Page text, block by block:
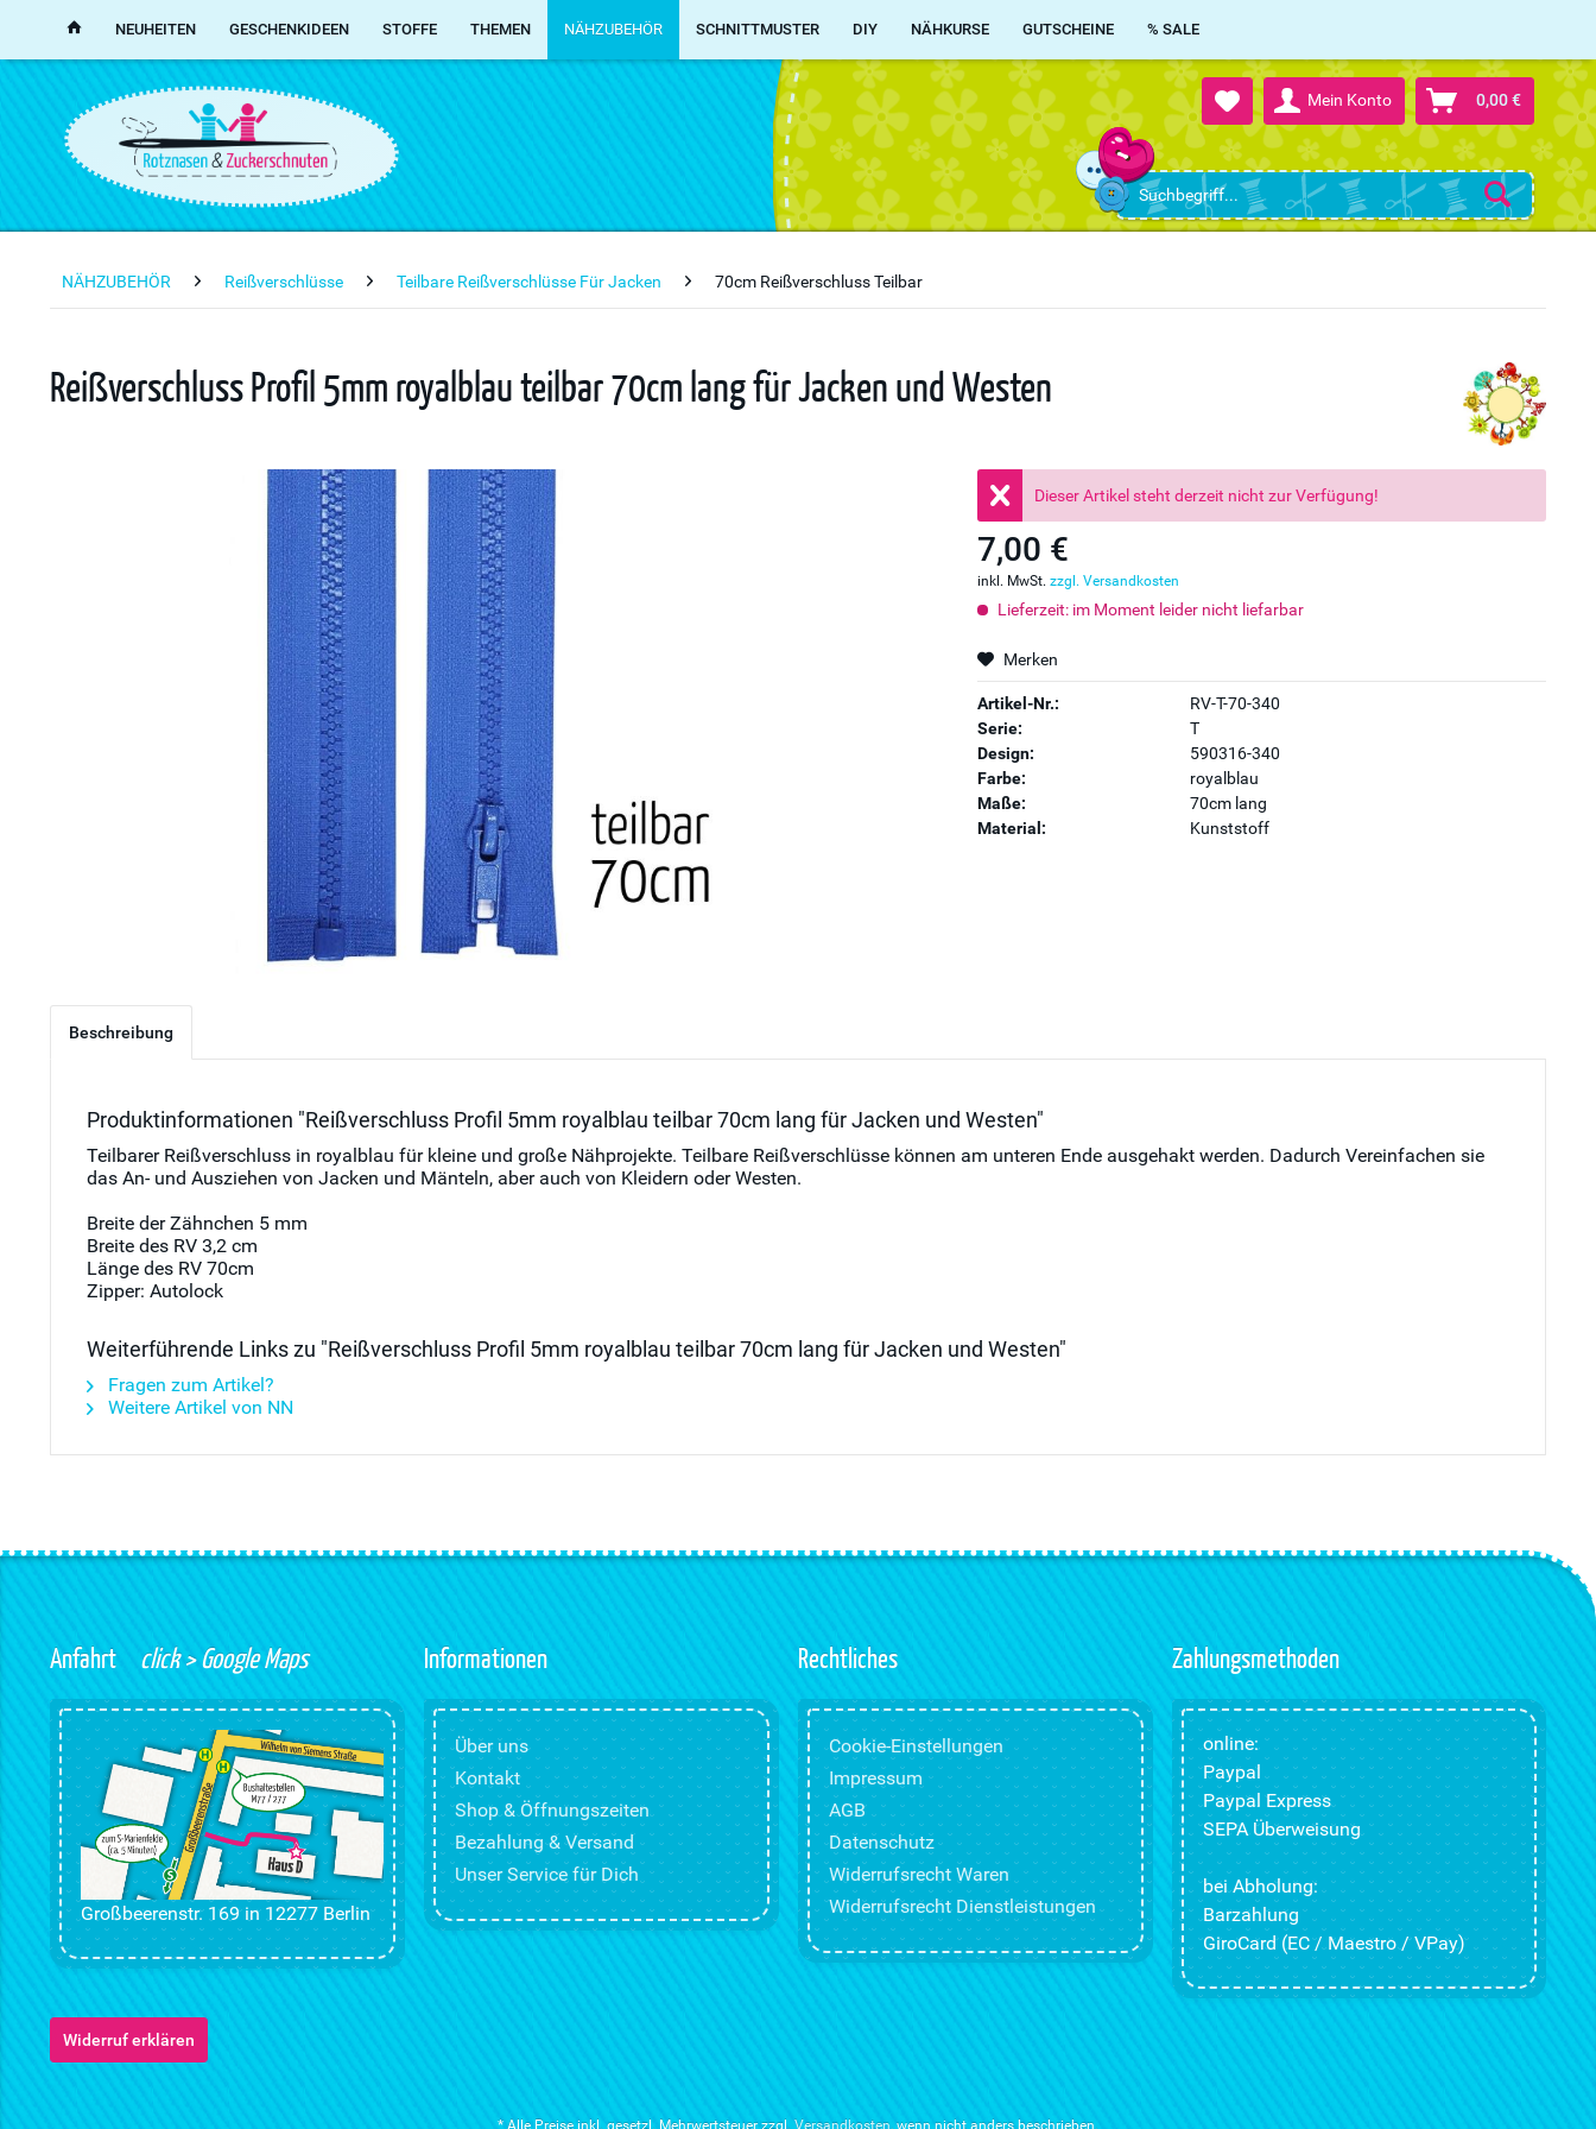
Mein Konto 0,00 €
NEUHEITEN GESCHENKIDEEN STOFFE THEMEN NÄHZUBEHÖR SCHNITTMUSTER DIY NÄHKURSE GUTSCHEINE % SALE
NÄHZUBEHÖR Reißverschlüsse Teilbare Reißverschlüsse Für Jacken 70cm Reißverschluss Teilbar
Reißverschluss Profil 5mm royalblau teilbar 70cm lang für Jacken und Westen
Dieser Artikel steht derzeit nicht zur Verfügung!
7,00 €
inkl. MwSt.zzgl. Versandkosten
Lieferzeit: im Moment leider nicht liefarbar
Merken
Artikel-Nr.:
RV-T-70-340
Serie:
T
Design:
590316-340
Farbe:
royalblau
Maße:
70cm lang
Material:
Kunststoff
Beschreibung
Produktinformationen "Reißverschluss Profil 5mm royalblau teilbar 70cm lang für Jacken und Westen"
Teilbarer Reißverschluss in royalblau für kleine und große Nähprojekte. Teilbare Reißverschlüsse können am unteren Ende ausgehakt werden. Dadurch Vereinfachen sie
das An- und Ausziehen von Jacken und Mänteln, aber auch von Kleidern oder Westen.
Breite der Zähnchen 5 mm
Breite des RV 3,2 cm
Länge des RV 70cm
Zipper: Autolock
Weiterführende Links zu "Reißverschluss Profil 5mm royalblau teilbar 70cm lang für Jacken und Westen"
Fragen zum Artikel?
Weitere Artikel von NN
Anfahrt click > Google Maps
Großbeerenstr. 169 in 12277 Berlin
Informationen
Über uns
Kontakt
Shop & Öffnungszeiten
Bezahlung & Versand
Unser Service für Dich
Rechtliches
Cookie-Einstellungen
Impressum
AGB
Datenschutz
Widerrufsrecht Waren
Widerrufsrecht Dienstleistungen
Zahlungsmethoden
online:
Paypal
Paypal Express
SEPA Überweisung
bei Abholung:
Barzahlung
GiroCard (EC / Maestro / VPay)
Widerruf erklären